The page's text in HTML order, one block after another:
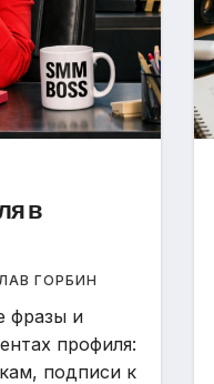
в
ГОРБИН
фразы и
профиля:
подписи к